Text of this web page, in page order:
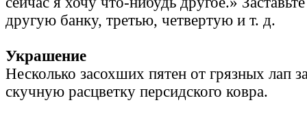
другую банку, третью, четвертую и т. д.
Украшение
Несколько засохших пятен от грязных лап
скучную расцветку персидского ковра.